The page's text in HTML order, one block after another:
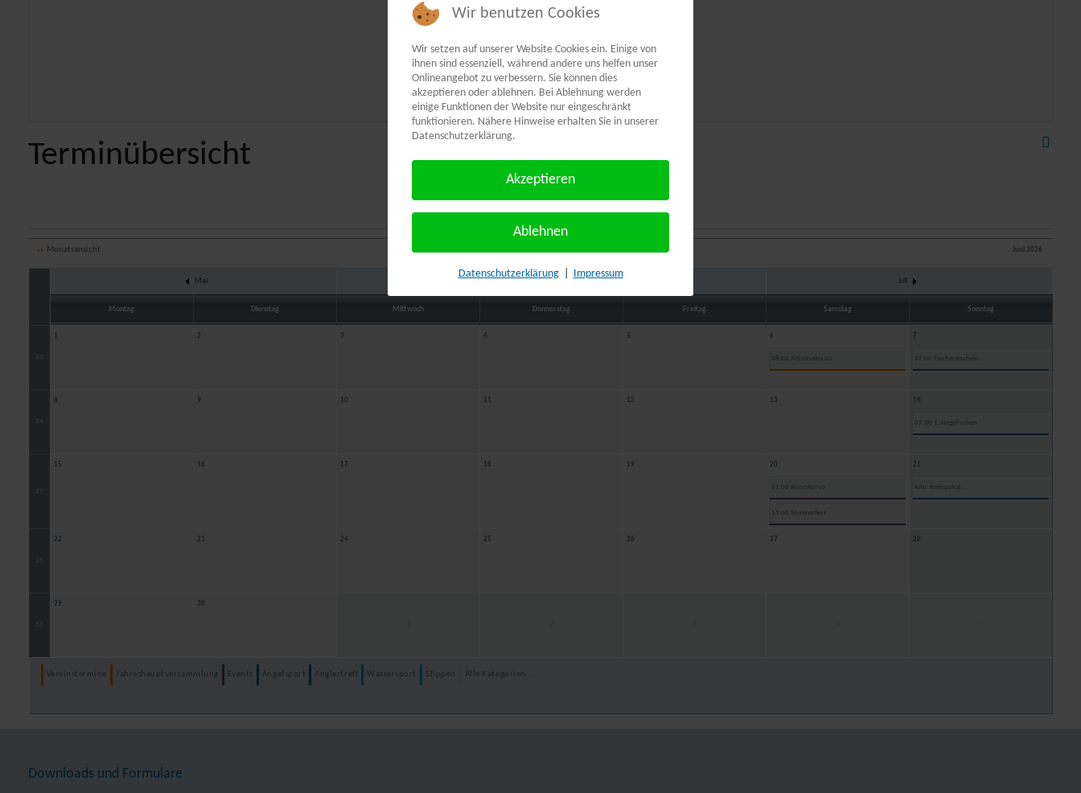
Terminübersicht
Nach Jahr Nach MonatGehe zu Monat Nach Kategorie Suche
Monatsansicht Juni 2026
Mai Juli
Montag Dienstag Mittwoch Donnerstag Freitag Samstag Sonntag
23
1 2 3 4 5 6
08:00 Arbeitseinsatz
7
17:00 Fischereischein ...
24
8 9 10 11 12 13 14
07:30 1. Hegefischen
25
15 16 17 18 19 20
11:00 Bootskorso
15:00 Sommerfest
21
KAV: Kreispokal ...
26
22 23 24 25 26 27 28
27
29 30
Vereinstermine Jahreshauptversammlung Events Angelsport Anglertreff Wassersport Slippen Alle Kategorien ...
Downloads und Formulare
Wir benutzen Cookies
Wir setzen auf unserer Website Cookies ein. Einige von
ihnen sind essenziell, während andere uns helfen unser
Onlineangebot zu verbessern. Sie können dies
akzeptieren oder ablehnen. Bei Ablehnung werden
einige Funktionen der Website nur eingeschränkt
funktionieren. Nähere Hinweise erhalten Sie in unserer
Datenschutzerklärung.
Akzeptieren
Ablehnen
Datenschutzerklärung Impressum